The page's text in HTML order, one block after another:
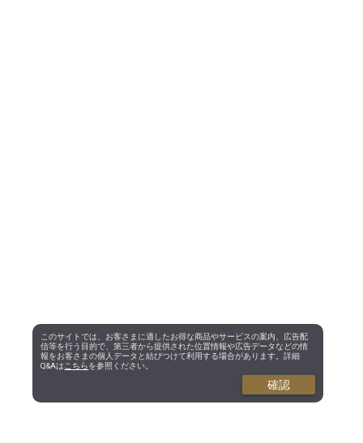
このサイトでは、お客さまに適したお得な商品やサービスの案内、広告配
信等を行う目的で、第三者から提供された位置情報や広告データなどの情
報をお客さまの個人データと結びつけて利用する場合があります。詳細
Q&Aは こちらを参照ください。
確認